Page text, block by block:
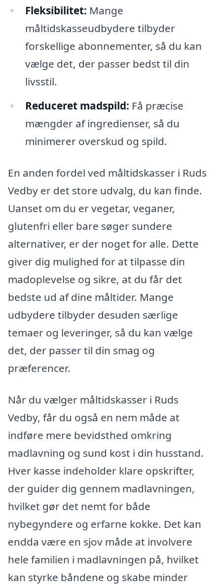
Fleksibilitet: Mange
måltidskasseudbydere tilbyder
forskellige abonnementer, så du kan
vælge det, der passer bedst til din
livsstil.
Reduceret madspild: Få præcise
mængder af ingredienser, så du
minimerer overskud og spild.
En anden fordel ved måltidskasser i Ruds
Vedby er det store udvalg, du kan finde.
Uanset om du er vegetar, veganer,
glutenfri eller bare søger sundere
alternativer, er der noget for alle. Dette
giver dig mulighed for at tilpasse din
madoplevelse og sikre, at du får det
bedste ud af dine måltider. Mange
udbydere tilbyder desuden særlige
temaer og leveringer, så du kan vælge
det, der passer til din smag og
præferencer.
Når du vælger måltidskasser i Ruds
Vedby, får du også en nem måde at
indføre mere bevidsthed omkring
madlavning og sund kost i din husstand.
Hver kasse indeholder klare opskrifter,
der guider dig gennem madlavningen,
hvilket gør det nemt for både
nybegyndere og erfarne kokke. Det kan
endda være en sjov måde at involvere
hele familien i madlavningen på, hvilket
kan styrke båndene og skabe minder